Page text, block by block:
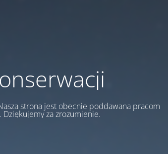
strona jest obecnie poddawana pracom
Dziękujemy za zrozumienie.